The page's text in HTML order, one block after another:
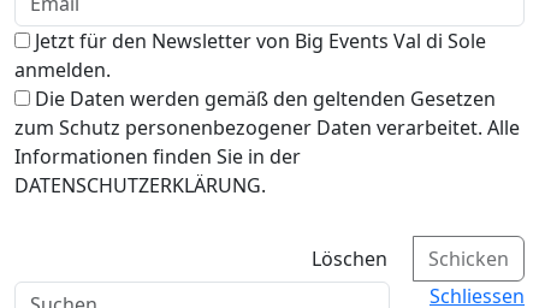
Jetzt für den Newsletter von Big Events Val di Sole
anmelden.
Die Daten werden gemäß den geltenden Gesetzen
zum Schutz personenbezogener Daten verarbeitet. Alle
Informationen finden Sie in der
DATENSCHUTZERKLÄRUNG.
Löschen
Schicken
Schliessen